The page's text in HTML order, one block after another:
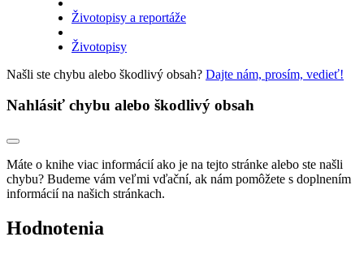
Životopisy a reportáže
Životopisy
Našli ste chybu alebo škodlivý obsah? Dajte nám, prosím, vedieť!
Nahlásiť chybu alebo škodlivý obsah
Máte o knihe viac informácií ako je na tejto stránke alebo ste našli
chybu? Budeme vám veľmi vďační, ak nám pomôžete s doplnením
informácií na našich stránkach.
Hodnotenia